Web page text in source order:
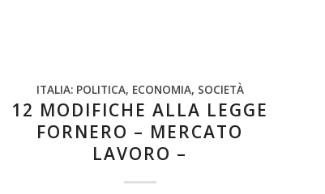
ITALIA: POLITICA, ECONOMIA, SOCIETÀ
12 MODIFICHE ALLA LEGGE
FORNERO – MERCATO
LAVORO –